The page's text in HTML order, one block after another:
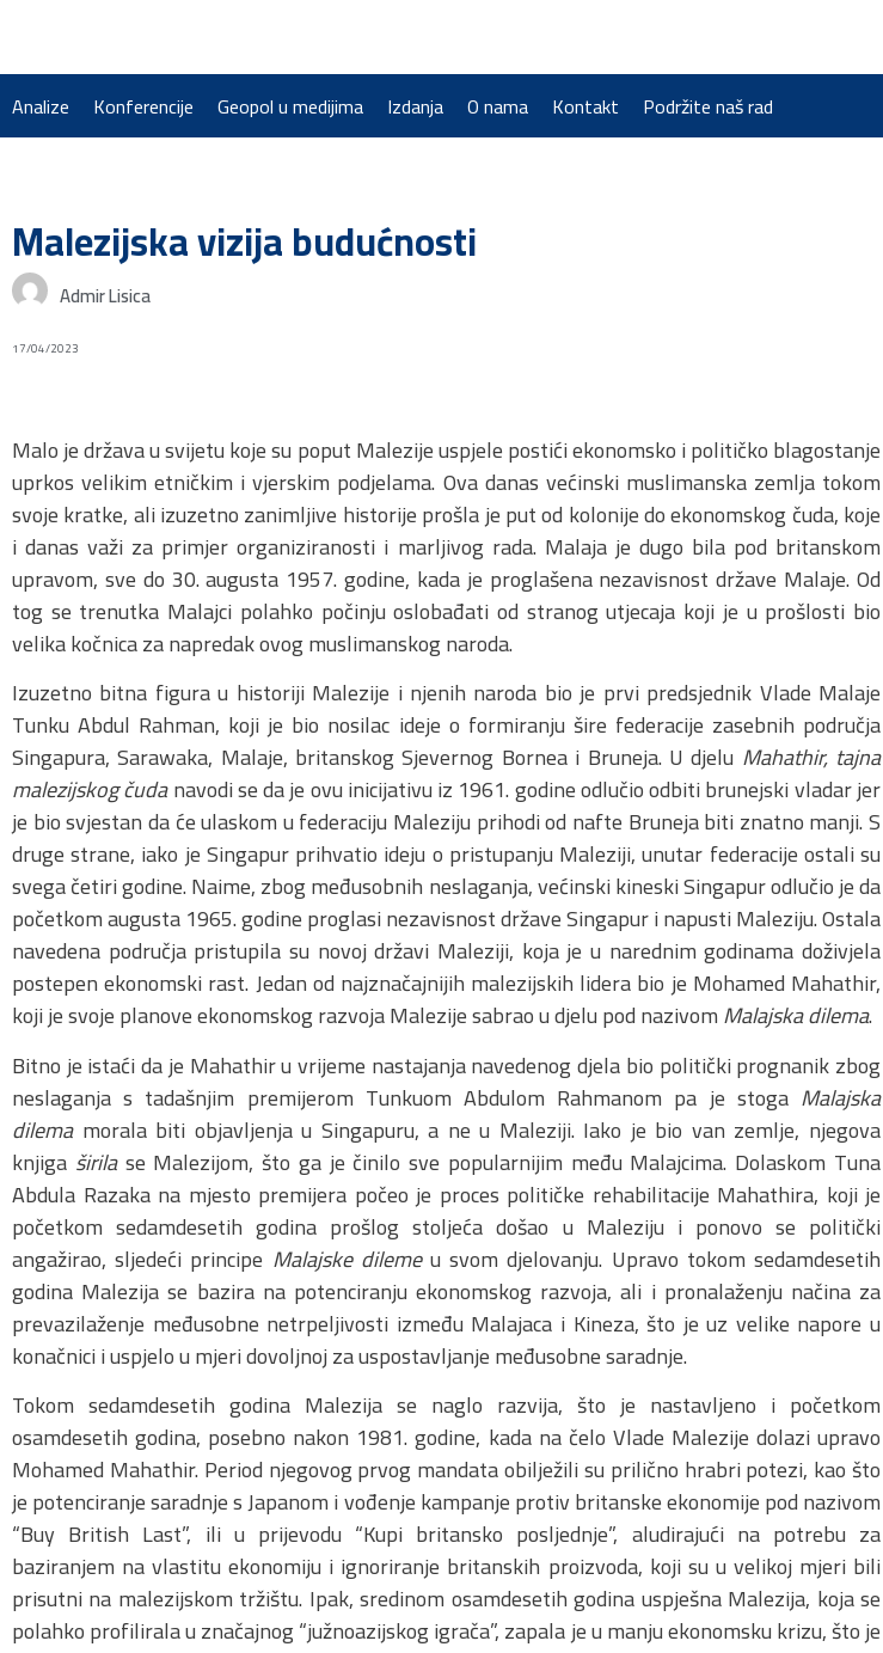
Analize Konferencije Geopol u medijima Izdanja O nama Kontakt Podržite naš rad
Malezijska vizija budućnosti
Admir Lisica
17/04/2023
Malo je država u svijetu koje su poput Malezije uspjele postići ekonomsko i političko blagostanje
uprkos velikim etničkim i vjerskim podjelama. Ova danas većinski muslimanska zemlja tokom
svoje kratke, ali izuzetno zanimljive historije prošla je put od kolonije do ekonomskog čuda, koje
i danas važi za primjer organiziranosti i marljivog rada. Malaja je dugo bila pod britanskom
upravom, sve do 30. augusta 1957. godine, kada je proglašena nezavisnost države Malaje. Od
tog se trenutka Malajci polahko počinju oslobađati od stranog utjecaja koji je u prošlosti bio
velika kočnica za napredak ovog muslimanskog naroda.
Izuzetno bitna figura u historiji Malezije i njenih naroda bio je prvi predsjednik Vlade Malaje
Tunku Abdul Rahman, koji je bio nosilac ideje o formiranju šire federacije zasebnih područja
Singapura, Sarawaka, Malaje, britanskog Sjevernog Bornea i Bruneja. U djelu Mahathir, tajna
malezijskog čudanavodi se da je ovu inicijativu iz 1961. godine odlučio odbiti brunejski vladar jer
je bio svjestan da će ulaskom u federaciju Maleziju prihodi od nafte Bruneja biti znatno manji. S
druge strane, iako je Singapur prihvatio ideju o pristupanju Maleziji, unutar federacije ostali su
svega četiri godine. Naime, zbog međusobnih neslaganja, većinski kineski Singapur odlučio je da
početkom augusta 1965. godine proglasi nezavisnost države Singapur i napusti Maleziju. Ostala
navedena područja pristupila su novoj državi Maleziji, koja je u narednim godinama doživjela
postepen ekonomski rast. Jedan od najznačajnijih malezijskih lidera bio je Mohamed Mahathir,
koji je svoje planove ekonomskog razvoja Malezije sabrao u djelu pod nazivomMalajska dilema.
Bitno je istaći da je Mahathir u vrijeme nastajanja navedenog djela bio politički prognanik zbog
neslaganja s tadašnjim premijerom Tunkuom Abdulom Rahmanom pa je stoga Malajska
dilema morala biti objavljenja u Singapuru, a ne u Maleziji. Iako je bio van zemlje, njegova
knjiga širilase Malezijom, što ga je činilo sve popularnijim među Malajcima. Dolaskom Tuna
Abdula Razaka na mjesto premijera počeo je proces političke rehabilitacije Mahathira, koji je
početkom sedamdesetih godina prošlog stoljeća došao u Maleziju i ponovo se politički
angažirao, sljedeći principe Malajske dilemeu svom djelovanju. Upravo tokom sedamdesetih
godina Malezija se bazira na potenciranju ekonomskog razvoja, ali i pronalaženju načina za
prevazilaženje međusobne netrpeljivosti između Malajaca i Kineza, što je uz velike napore u
konačnici i uspjelo u mjeri dovoljnoj za uspostavljanje međusobne saradnje.
Tokom sedamdesetih godina Malezija se naglo razvija, što je nastavljeno i početkom
osamdesetih godina, posebno nakon 1981. godine, kada na čelo Vlade Malezije dolazi upravo
Mohamed Mahathir. Period njegovog prvog mandata obilježili su prilično hrabri potezi, kao što
je potenciranje saradnje s Japanom i vođenje kampanje protiv britanske ekonomije pod nazivom
“Buy British Last”, ili u prijevodu “Kupi britansko posljednje”, aludirajući na potrebu za
baziranjem na vlastitu ekonomiju i ignoriranje britanskih proizvoda, koji su u velikoj mjeri bili
prisutni na malezijskom tržištu. Ipak, sredinom osamdesetih godina uspješna Malezija, koja se
polahko profilirala u značajnog “južnoazijskog igrača”, zapala je u manju ekonomsku krizu, što je